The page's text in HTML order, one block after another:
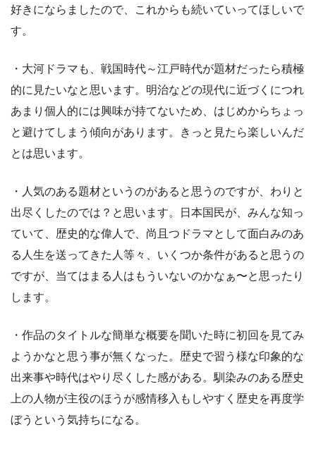
好きにならましたので、これからも続いていってほしいで
す。
・大河ドラマも、戦国時代～江戸時代が題材だったら積極
的に見たいなと思います。明治などの現代に近づくにつれ
あまり個人的には興味が持てないため、はじめからちょっ
と避けてしまう傾向があります。きっと見たら楽しいんだ
とは思います。
・人気のある題材というのがあると思うのですが、わりと
出尽くしたのでは？と思います。日本国民が、みんな知っ
ていて、歴史的な偉人で、尚且つドラマとして面白みのあ
る人生を送ってきた人等々、いくつか条件があると思うの
ですが、当てはまる人はもういないのかなぁ〜と思ったり
します。
・作品のタイトルな簡単な概要を聞いた時に初回を見てみ
ようかなと思う事が無くなった。歴史で習う様な印象的な
出来事や時代はやり尽くした感がある。馴染みのある歴史
上の人物が主役のほうが感情移入もしやすく歴史を再度学
ぼうという気持ちになる。